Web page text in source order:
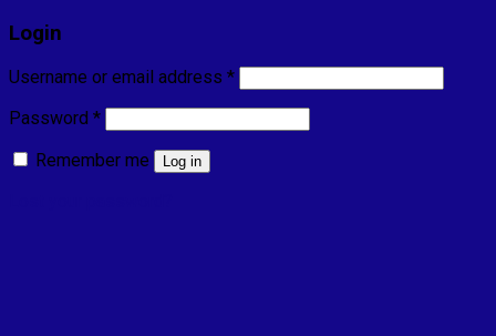
Login
Username or email address *
Password *
Remember me
Log in